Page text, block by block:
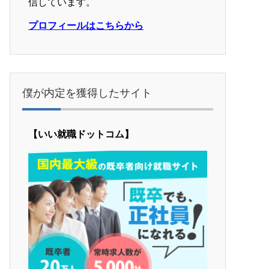
信しています。
プロフィールはこちらから
僕が内定を獲得したサイト
【いい就職ドットコム】